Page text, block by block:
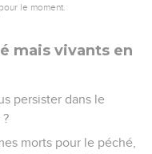
le moment.
mais vivants en
persister dans le
morts pour le péché,